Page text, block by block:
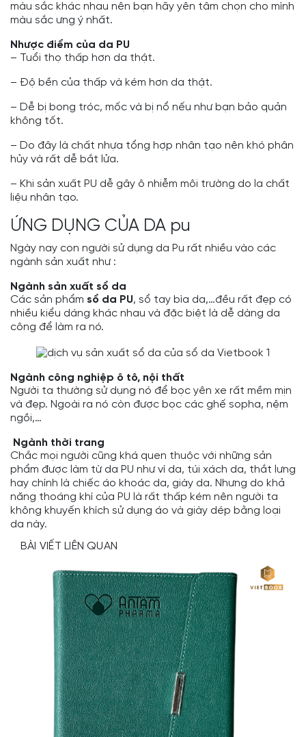
màu sắc khác nhau nên bạn hãy yên tâm chọn cho mình
màu sắc ưng ý nhất.
Nhược điểm của da PU
– Tuổi thọ thấp hơn da thật.
– Độ bền của thấp và kém hơn da thật.
– Dễ bị bong tróc, mốc và bị nổ nếu như bạn bảo quản
không tốt.
– Do đây là chất nhựa tổng hợp nhân tạo nên khó phân
hủy và rất dễ bắt lửa.
– Khi sản xuất PU dễ gây ô nhiễm môi trường do la chất
liệu nhân tạo.
ỨNG DỤNG CỦA DA pu
Ngày nay con người sử dụng da Pu rất nhiều vào các
ngành sản xuất như :
Ngành sản xuất sổ da
Các sản phẩm sổ da PU, sổ tay bìa da,…đều rất đẹp có
nhiều kiểu dáng khác nhau và đặc biệt là dễ dàng da
công để làm ra nó.
Ngành công nghiệp ô tô, nội thất
Người ta thường sử dụng nó để bọc yên xe rất mềm mịn
và đẹp. Ngoài ra nó còn được bọc các ghế sopha, nệm
ngồi,…
Ngành thời trang
Chắc mọi người cũng khá quen thuộc với những sản
phẩm được làm từ da PU như ví da, túi xách da, thắt lưng
hay chính là chiếc áo khoác da, giày da. Nhưng do khả
năng thoáng khí của PU là rất thấp kém nên người ta
không khuyến khích sử dụng áo và giày dép bằng loại
da này.
BÀI VIẾT LIÊN QUAN